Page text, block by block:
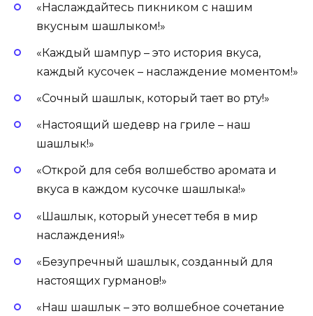
«Наслаждайтесь пикником с нашим
вкусным шашлыком!»
«Каждый шампур – это история вкуса,
каждый кусочек – наслаждение моментом!»
«Сочный шашлык, который тает во рту!»
«Настоящий шедевр на гриле – наш
шашлык!»
«Открой для себя волшебство аромата и
вкуса в каждом кусочке шашлыка!»
«Шашлык, который унесет тебя в мир
наслаждения!»
«Безупречный шашлык, созданный для
настоящих гурманов!»
«Наш шашлык – это волшебное сочетание